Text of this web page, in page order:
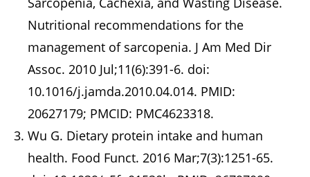
Nutritional recommendations for the
management of sarcopenia. J Am Med Dir
Assoc. 2010 Jul;11(6):391-6. doi:
10.1016/j.jamda.2010.04.014. PMID:
20627179; PMCID: PMC4623318.
Wu G. Dietary protein intake and human
health. Food Funct. 2016 Mar;7(3):1251-65.